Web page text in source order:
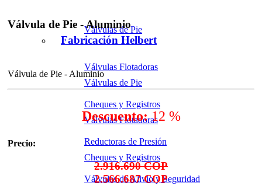
Fabricación Helbert
Válvulas de Pie
Válvulas Flotadoras
Cheques y Registros
Válvulas de Pie
Válvulas Flotadoras
Cheques y Registros
Reductoras de Presión
Válvulas de Alivio y Seguridad
Válvula de Pie - Aluminio
Válvula de Pie - Aluminio
Descuento:12 %
Precio:
2.916.690 COP
2.566.687 COP